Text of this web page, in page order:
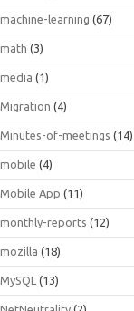
machine-learning (67)
math (3)
media (1)
Migration (4)
Minutes-of-meetings (14)
mobile (4)
Mobile App (11)
monthly-reports (12)
mozilla (18)
MySQL (13)